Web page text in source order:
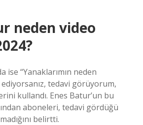
neden video
ise “Yanaklarımın neden
ediyorsanız, tedavi görüyorum,
kullandı. Enes Batur’un bu
aboneleri, tedavi gördüğü
belirtti.